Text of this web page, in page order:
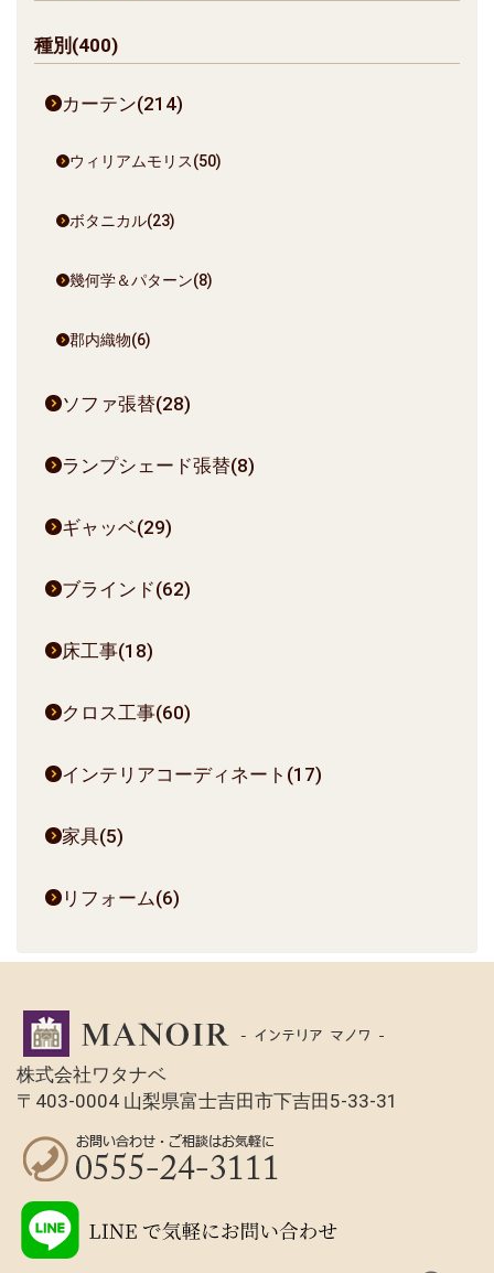
種別(400)
カーテン(214)
ウィリアムモリス(50)
ボタニカル(23)
幾何学＆パターン(8)
郡内織物(6)
ソファ張替(28)
ランプシェード張替(8)
ギャッベ(29)
ブラインド(62)
床工事(18)
クロス工事(60)
インテリアコーディネート(17)
家具(5)
リフォーム(6)
株式会社ワタナベ
〒403-0004 山梨県富士吉田市下吉田5-33-31